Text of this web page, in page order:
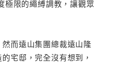
限的繩縛調教，讓觀眾
而遠山集團總裁遠山隆
宅邸，完全沒有想到，